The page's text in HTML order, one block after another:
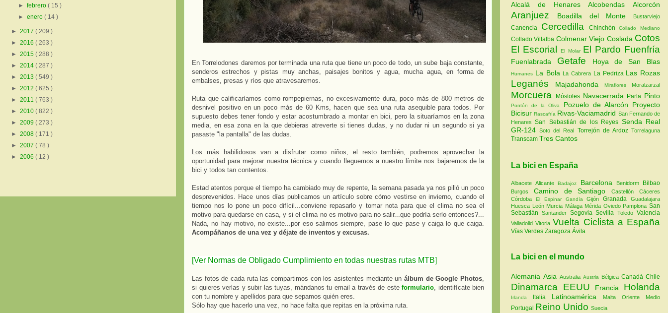
En Torrelodones daremos por terminada una ruta que tiene un poco de todo, un sube baja constante,
senderos estrechos y pistas muy anchas, paisajes bonitos y agua, mucha agua, en forma de
embalses, presas y ríos que atravesaremos.
Ruta que calificaríamos como rompepiernas, no excesivamente dura, poco más de 800 metros de
desnivel positivo en un poco más de 60 Kms, hacen que sea una ruta asequible para todos. Por
supuesto debes tener fondo y estar acostumbrado a montar en bici, pero la situaríamos en la zona
media, en esa zona en la que debieras atreverte si tienes dudas, y no dudar ni un segundo si ya
pasaste "la pantalla" de las dudas.
Los más habilidosos van a disfrutar como niños, el resto también, podremos aprovechar la
oportunidad para mejorar nuestra técnica y cuando lleguemos a nuestro límite nos bajaremos de la
bici y todos tan contentos.
Estad atentos porque el tiempo ha cambiado muy de repente, la semana pasada ya nos pilló un poco
desprevenidos. Hace unos días publicamos un artículo sobre cómo vestirse en invierno, cuando el
tiempo nos lo pone un poco difícil...conviene repasarlo y tomar nota para que el clima no sea el
motivo para quedarse en casa, y si el clima no es motivo para no salir...que podría serlo entonces?...
Nada, no hay motivo, no existe...por eso salimos siempre, pase lo que pase y caiga lo que caiga.
Acompáñanos de una vez y déjate de inventos y excusas.
[Ver Normas de Obligado Cumplimiento en todas nuestras rutas MTB]
Las fotos de cada ruta las compartimos con los asistentes mediante un álbum de Google Photos,
si quieres verlas y subir las tuyas, mándanos tu email a través de este formulario, identifícate bien
con tu nombre y apellidos para que sepamos quién eres.
Sólo hay que hacerlo una vez, no hace falta que repitas en la próxima ruta.
►febrero( 15 )
►enero( 14 )
► 2017 ( 209 )
► 2016 ( 263 )
► 2015 ( 288 )
► 2014 ( 287 )
► 2013 ( 549 )
► 2012 ( 625 )
► 2011 ( 763 )
► 2010 ( 822 )
► 2009 ( 273 )
► 2008 ( 171 )
► 2007 ( 78 )
► 2006 ( 12 )
Alcalá de HenaresAlcobendas Alcorcón
Aranjuez Boadilla del Monte Bustarviejo
Canencia Cercedilla ChinchónCollado Mediano
Collado Villalba Colmenar Viejo Coslada Cotos
El EscorialEl Molar El Pardo Fuenfría
Fuenlabrada Getafe Hoya de San Blas
Humanes La Bola La Cabrera La Pedriza Las Rozas
Leganés Majadahonda Miraflores Moralzarzal
Morcuera Móstoles Navacerrada Parla Pinto
Pontón de la Oliva Pozuelo de Alarcón Proyecto
BicisurRascafría Rivas-Vaciamadrid San Fernando de
HenaresSan Sebastián de los Reyes Senda Real
GR-124Soto del Real Torrejón de ArdozTorrelaguna
Transcam Tres Cantos
La bici en España
AlbaceteAlicanteBadajoz Barcelona Benidorm Bilbao
Burgos Camino de SantiagoCastellónCáceres
Córdoba El Espinar GandíaGijónGranadaGuadalajara
Huesca León Murcia Málaga Mérida Oviedo PamplonaSan
Sebastián Santander SegoviaSevillaToledoValencia
ValladolidVitoria Vuelta Ciclista a España
Vías Verdes Zaragoza Ávila
La bici en el mundo
Alemania Asia Australia Austria Bélgica Canadá Chile
Dinamarca EEUU Francia Holanda
Irlanda Italia Latinoamérica Malta Oriente Medio
Portugal Reino Unido Suecia